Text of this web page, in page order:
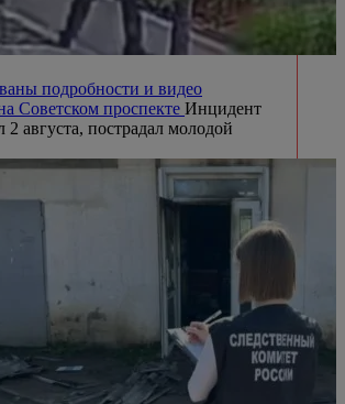
подробности и видео
Советском проспекте Инцидент
2 августа, пострадал молодой